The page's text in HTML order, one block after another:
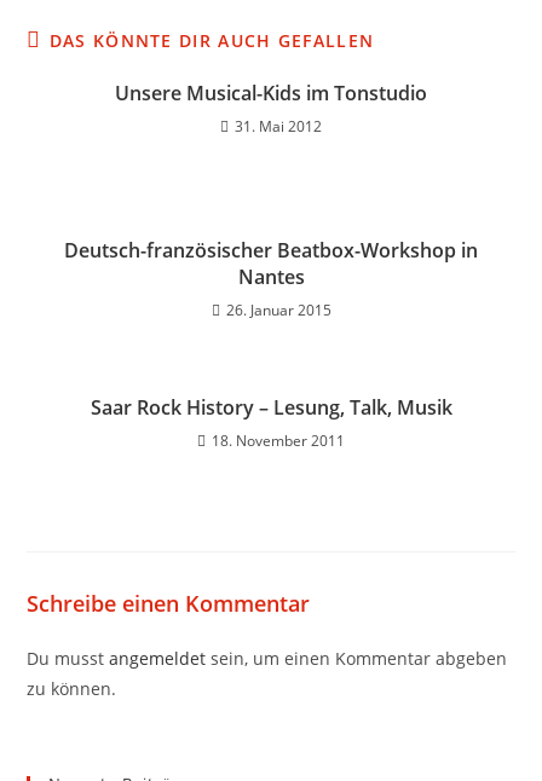
DAS KÖNNTE DIR AUCH GEFALLEN
Unsere Musical-Kids im Tonstudio
31. Mai 2012
Deutsch-französischer Beatbox-Workshop in
Nantes
26. Januar 2015
Saar Rock History – Lesung, Talk, Musik
18. November 2011
Schreibe einen Kommentar
Du musstangemeldet sein, um einen Kommentar abgeben
zu können.